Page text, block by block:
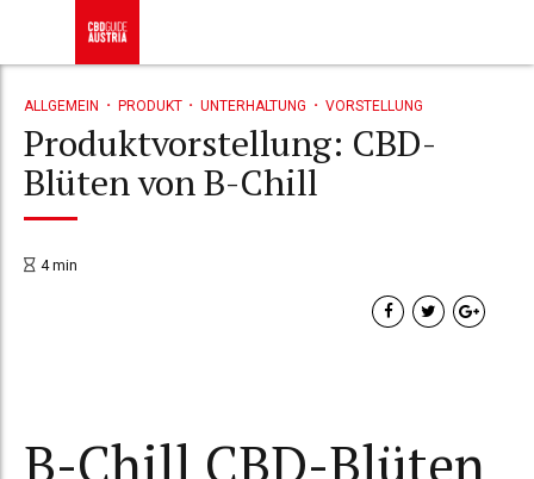
ALLGEMEIN PRODUKT UNTERHALTUNG VORSTELLUNG
Produktvorstellung: CBD-
Blüten von B-Chill
4min
B-Chill CBD-Blüten